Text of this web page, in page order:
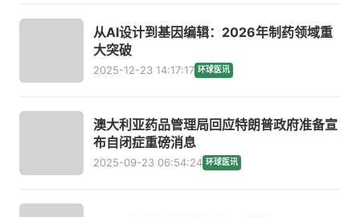
从AI设计到基因编辑：2026年制药领域重
大突破
2025-12-23 14:17:17 环球医讯
澳大利亚药品管理局回应特朗普政府准备宣
布自闭症重磅消息
2025-09-23 06:54:24 环球医讯